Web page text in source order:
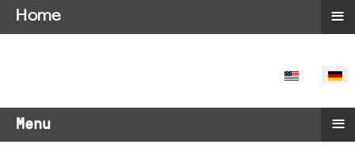
SPRACHE
Menu ≡
Home ≡